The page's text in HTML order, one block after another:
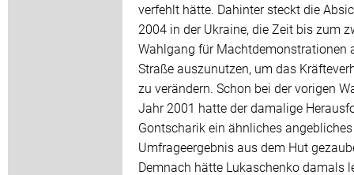
verfehlt hätte. Dahinter steckt die
2004 in der Ukraine, die Zeit bis zum
Wahlgang für Machtdemonstrationen
Straße auszunutzen, um das
zu verändern. Schon bei der vorigen
Jahr 2001 hatte der damalige
Gontscharik ein ähnliches angebliches
Umfrageergebnis aus dem Hut
Demnach hätte Lukaschenko damals